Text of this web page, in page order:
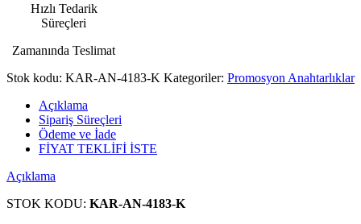
Hızlı Tedarik
Süreçleri
Zamanında Teslimat
Stok kodu: KAR-AN-4183-K Kategoriler: Promosyon Anahtarlıklar
Açıklama
Sipariş Süreçleri
Ödeme ve İade
FİYAT TEKLİFİ İSTE
Açıklama
STOK KODU: KAR-AN-4183-K